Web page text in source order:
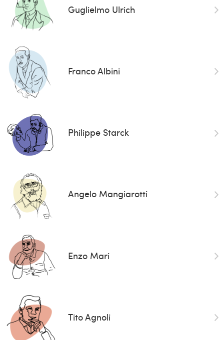
Guglielmo Ulrich
Franco Albini
Philippe Starck
Angelo Mangiarotti
Enzo Mari
Tito Agnoli